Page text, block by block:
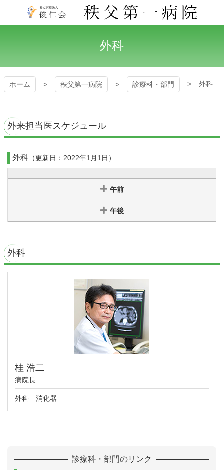
テ
文
へ
プ
外科
ホーム 秩父第一病院 診療科・部門 外科
外来担当医スケジュール
外科（更新日：2022年1月1日）
午前
午後
外科
桂 浩二
病院長
外科 消化器
診療科・部門のリンク